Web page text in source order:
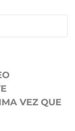
VEZ QUE